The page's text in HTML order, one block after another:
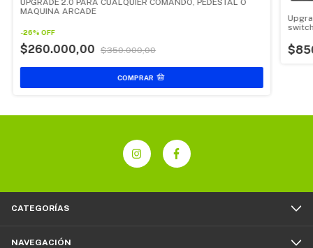
UPGRADE 2.0 PARA CUALQUIER COMANDO, PEDESTAL O
MAQUINA ARCADE
-26% OFF
$260.000,00 $350.000,00
CATEGORÍAS
NAVEGACIÓN